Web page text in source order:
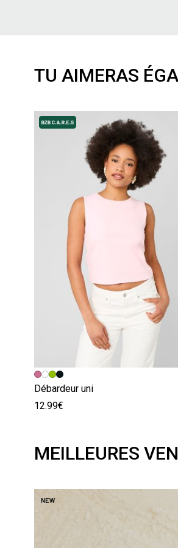
TU AIMERAS
Débardeur uni
12.99€
MEILLEURES